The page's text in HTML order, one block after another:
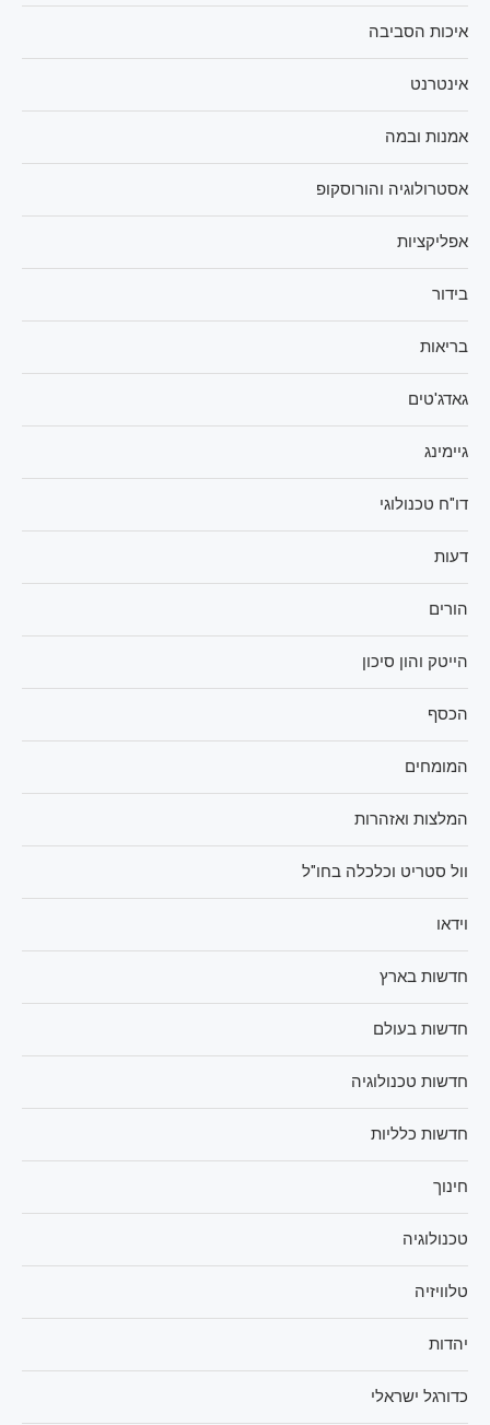
איכות הסביבה
אינטרנט
אמנות ובמה
אסטרולוגיה והורוסקופ
אפליקציות
בידור
בריאות
גאדג'טים
גיימינג
דו"ח טכנולוגי
דעות
הורים
הייטק והון סיכון
הכסף
המומחים
המלצות ואזהרות
וול סטריט וכלכלה בחו"ל
וידאו
חדשות בארץ
חדשות בעולם
חדשות טכנולוגיה
חדשות כלליות
חינוך
טכנולוגיה
טלוויזיה
יהדות
כדורגל ישראלי